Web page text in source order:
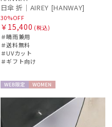
日傘 折｜AIREY [HANWAY]
30%OFF
￥15,400 (税込)
＃晴雨兼用
＃送料無料
＃UVカット
＃ギフト向け